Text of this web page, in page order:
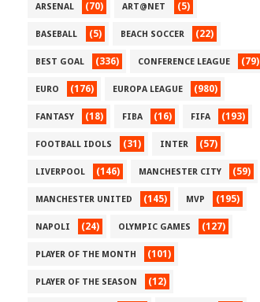
ARSENAL (70) ART@NET (5)
BASEBALL (5) BEACH SOCCER (22)
BEST GOAL (336) CONFERENCE LEAGUE (79)
EURO (176) EUROPA LEAGUE (980)
FANTASY (18) FIBA (16) FIFA (193)
FOOTBALL IDOLS (31) INTER (57)
LIVERPOOL (146) MANCHESTER CITY (59)
MANCHESTER UNITED (145) MVP (195)
NAPOLI (24) OLYMPIC GAMES (127)
PLAYER OF THE MONTH (101)
PLAYER OF THE SEASON (12)